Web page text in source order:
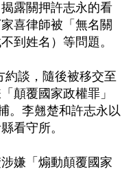
露關押許志永的看
喜律師被「無名關
到姓名）等問題。
約談，隨後被移交至
顛覆國家政權罪」
。李翹楚和許志永以
看守所。
嫌「煽動顛覆國家